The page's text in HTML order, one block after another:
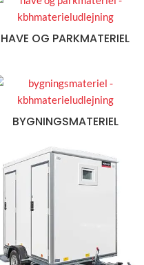
HAVE OG PARKMATERIEL
BYGNINGSMATERIEL